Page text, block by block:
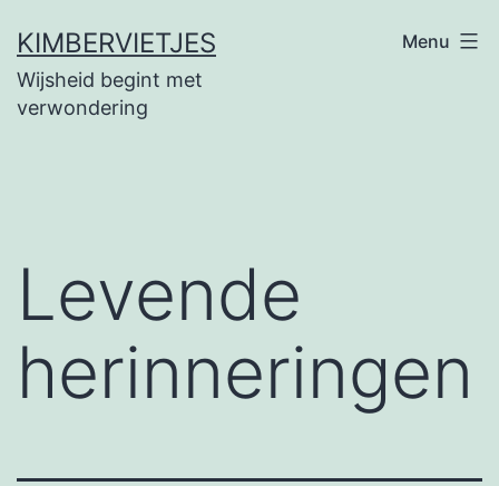
naar
de
KIMBERVIETJES
Wijsheid begint met
verwondering
Menu
Levende
herinneringen